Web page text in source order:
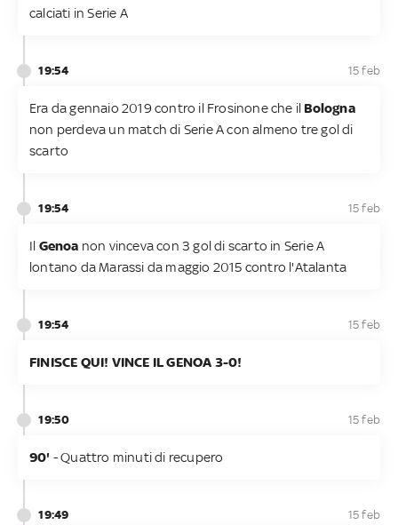
calciati in Serie A
19:54 15 feb
Era da gennaio 2019 contro il Frosinone che il Bologna
non perdeva un match di Serie A con almeno tre gol di
scarto
19:54 15 feb
Il Genoa non vinceva con 3 gol di scarto in Serie A
lontano da Marassi da maggio 2015 contro l'Atalanta
19:54 15 feb
FINISCE QUI! VINCE IL GENOA 3-0!
19:50 15 feb
90' - Quattro minuti di recupero
19:49 15 feb